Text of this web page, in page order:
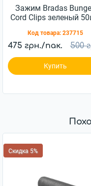
Зажим Bradas
Cord Clips зеленый
Код товара: 237715
475 грн./пак. 500
Купить
Скидка 5%